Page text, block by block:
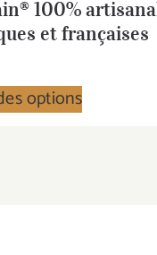
100%
et françaises
optionsCe